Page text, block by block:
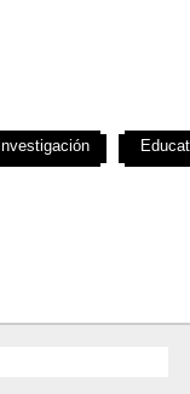
Investigación